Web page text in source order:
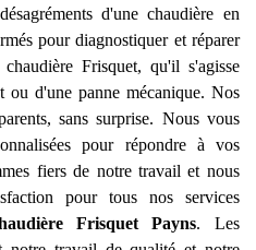
d'une chaudière en
pour diagnostiquer et réparer
Frisquet, qu'il s'agisse
ou d'une panne mécanique. Nos
sans surprise. Nous vous
pour répondre à vos
fiers de notre travail et nous
pour tous nos services
Frisquet Payns. Les